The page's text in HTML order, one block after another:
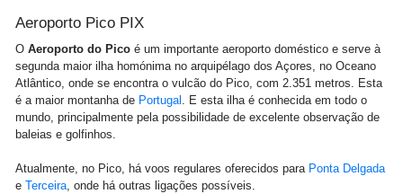
Aeroporto Pico PIX
O Aeroporto do Pico é um importante aeroporto doméstico e serve à
segunda maior ilha homónima no arquipélago dos Açores, no Oceano
Atlântico, onde se encontra o vulcão do Pico, com 2.351 metros. Esta
é a maior montanha de Portugal . E esta ilha é conhecida em todo o
mundo, principalmente pela possibilidade de excelente observação de
baleias e golfinhos.
Atualmente, no Pico, há voos regulares oferecidos para Ponta Delgada
e Terceira , onde há outras ligações possíveis.